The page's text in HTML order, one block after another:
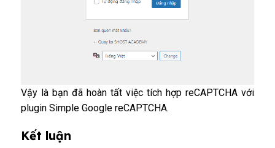
Vậy là bạn đã hoàn tất việc tích hợp reCAPTCHA với
plugin Simple Google reCAPTCHA.
Kết luận